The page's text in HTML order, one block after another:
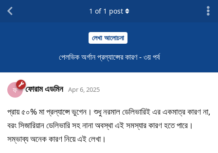
লেখা আলোচনা
পেলভিক অর্গান প্রল্যাপ্সের কারণ - ৩য় পর্ব
1 of 1 post
ফ ফোরাম এডমিন Apr 6, 2025
প্রায় ৫০% মা প্রল্যাপ্সে ভুগেন। শুধু নরমাল ডেলিভারিই এর একমাত্র কারণ না,
বরং সিজারিয়ান ডেলিভারি সহ নানা অবস্থা এই সমস্যার কারণ হতে পারে।
সম্ভাব্য অনেক কারণ নিয়ে এই লেখা।